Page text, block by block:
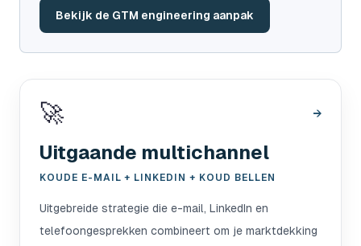
Bekijk de GTM engineering aanpak
🚀 →
Uitgaande multichannel
KOUDE E-MAIL + LINKEDIN + KOUD BELLEN
Uitgebreide strategie die e-mail, LinkedIn en
telefoongesprekken combineert om je marktdekking